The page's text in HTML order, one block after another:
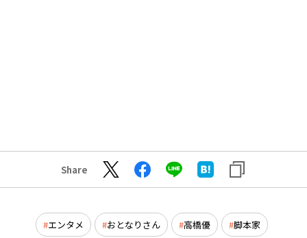
Share
エンタメ おとなりさん 高橋優 脚本家